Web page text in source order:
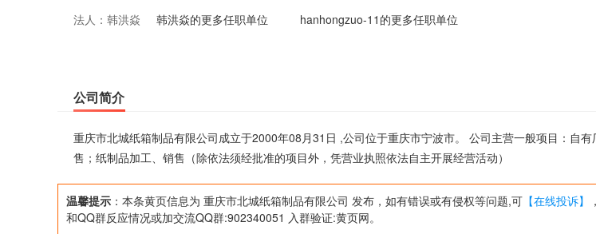
项目外，凭营业执照依法自主开展经营活动）
法人： 韩洪焱 韩洪焱的更多任职单位 hanhongzuo-11的更多任职单位
公司简介
重庆市北城纸箱制品有限公司成立于2000年08月31日 ,公司位于重庆市宁波市。 公司主营一般项目：自
售；纸制品加工、销售（除依法须经批准的项目外，凭营业执照依法自主开展经营活动）
温馨提示 ：本条黄页信息为 重庆市北城纸箱制品有限公司 发布，如有错误或有侵权等问题,可 【在线投诉】
和QQ群反应情况或加交流QQ群:902340051 入群验证:黄页网。